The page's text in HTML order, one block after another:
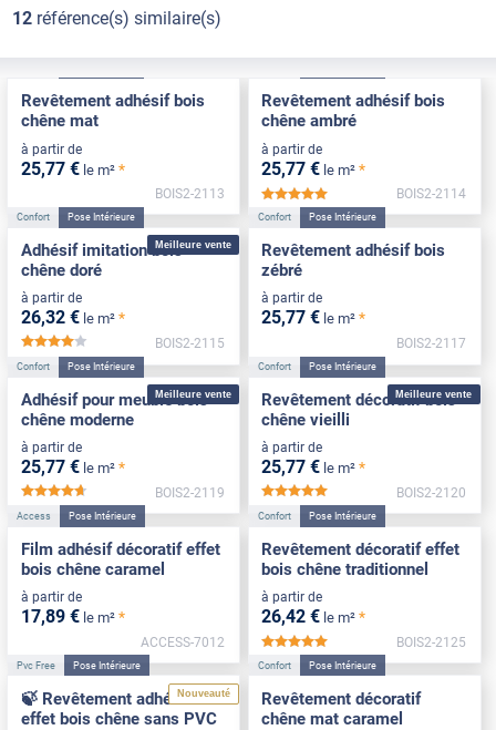
12référence(s) similaire(s)
Revêtement adhésif bois
chêne mat
à partir de
25,77 € le m² *
BOIS2-2113
Revêtement adhésif bois
chêne ambré
à partir de
25,77 € le m² *
BOIS2-2114
Meilleure vente
Confort Pose Intérieure
Adhésif imitation bois
chêne doré
à partir de
26,32 € le m² *
*****
BOIS2-2115
Confort Pose Intérieure
Revêtement adhésif bois
zébré
à partir de
25,77 € le m² *
BOIS2-2117
Meilleure vente
Confort Pose Intérieure
Adhésif pour meuble bois
chêne moderne
à partir de
25,77 € le m² *
*****
BOIS2-2119
Meilleure vente
Confort Pose Intérieure
Revêtement décoratif bois
chêne vieilli
à partir de
25,77 € le m² *
BOIS2-2120
Access Pose Intérieure
Film adhésif décoratif effet
bois chêne caramel
à partir de
17,89 € le m² *
ACCESS-7012
Confort Pose Intérieure
Revêtement décoratif effet
bois chêne traditionnel
à partir de
26,42 € le m² *
BOIS2-2125
Nouveauté
Pvc Free Pose Intérieure
🍃 Revêtement adhésif
effet bois chêne sans PVC
Confort Pose Intérieure
Revêtement décoratif
chêne mat caramel